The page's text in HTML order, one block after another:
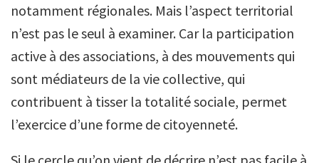
notamment régionales. Mais l’aspect territorial
n’est pas le seul à examiner. Car la participation
active à des associations, à des mouvements qui
sont médiateurs de la vie collective, qui
contribuent à tisser la totalité sociale, permet
l’exercice d’une forme de citoyenneté.